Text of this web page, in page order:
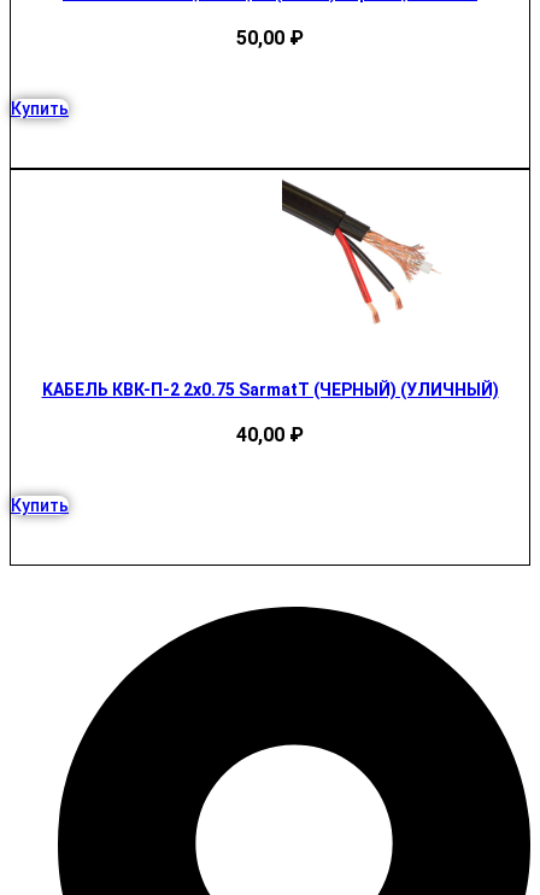
50,00 ₽
Купить
KАБЕЛЬ КВК-П-2 2х0.75 SarmatT (ЧЕРНЫЙ) (УЛИЧНЫЙ)
40,00 ₽
Купить